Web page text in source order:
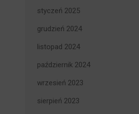
styczeń 2025
grudzień 2024
listopad 2024
październik 2024
wrzesień 2023
sierpień 2023